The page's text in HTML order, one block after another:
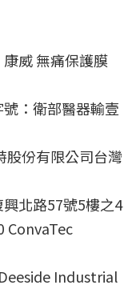
威 無痛保護膜
：衛部醫器輸壹
股份有限公司台灣
北路57號5樓之4
ConvaTec
Industrial